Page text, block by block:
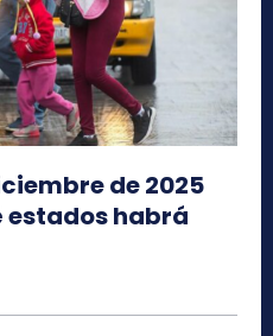
de 2025
estados habrá